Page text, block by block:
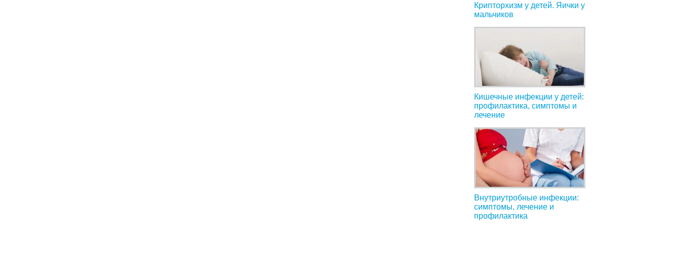
Крипторхизм у детей. Яички у
мальчиков
Кишечные инфекции у детей:
профилактика, симптомы и
лечение
Внутриутробные инфекции:
симптомы, лечение и
профилактика